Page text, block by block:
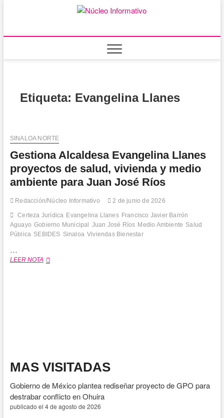
DEL ESTADO DE
Etiqueta: Evangelina Llanes
SINALOA NORTE
Gestiona Alcaldesa Evangelina Llanes
proyectos de salud, vivienda y medio
ambiente para Juan José Ríos
Redacción/Núcleo Informativo 2 de junio de 2026
Certeza Jurídica Evangelina Llanes Francisco Javier Barrón
Aguayo Gobierno Municipal Juan José Ríos Medio Ambiente Salud
Pública SEBIDES Sinaloa Viviendas Bienestar
…
LEER NOTAGestiona
Juan
Ríos
MAS VISITADAS
Gobierno de México plantea rediseñar proyecto de GPO para
destrabar conflicto en Ohuira
publicado el 4 de agosto de 2026